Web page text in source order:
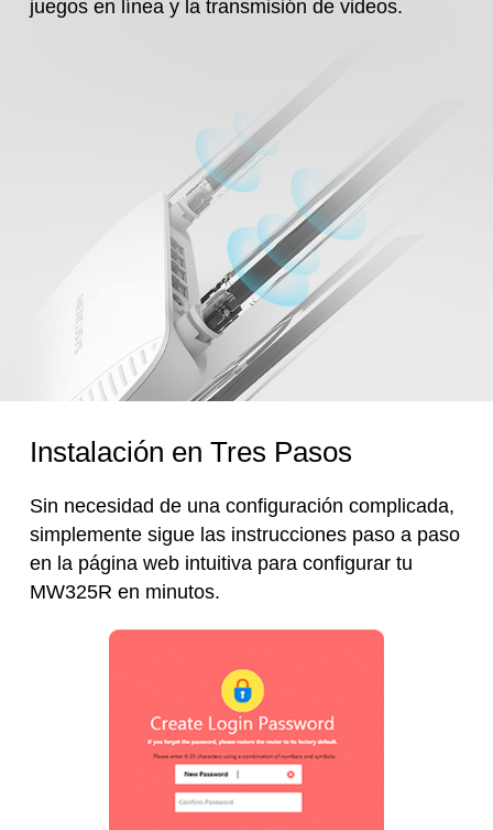
juegos en línea y la transmisión de videos.
Instalación en Tres Pasos
Sin necesidad de una configuración complicada,
simplemente sigue las instrucciones paso a paso
en la página web intuitiva para configurar tu
MW325R en minutos.